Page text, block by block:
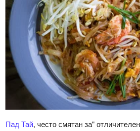
Пад Тай, често смятан за"